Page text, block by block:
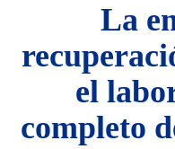
La
el
completo